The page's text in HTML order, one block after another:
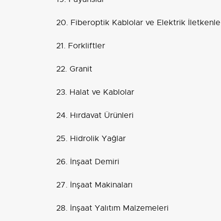
20. Fiberoptik Kablolar ve Elektrik
21. Forkliftler
22. Granit
23. Halat ve Kablolar
24. Hırdavat Ürünleri
25. Hidrolik Yağlar
26. İnşaat Demiri
27. İnşaat Makinaları
28. İnşaat Yalıtım Malzemeleri